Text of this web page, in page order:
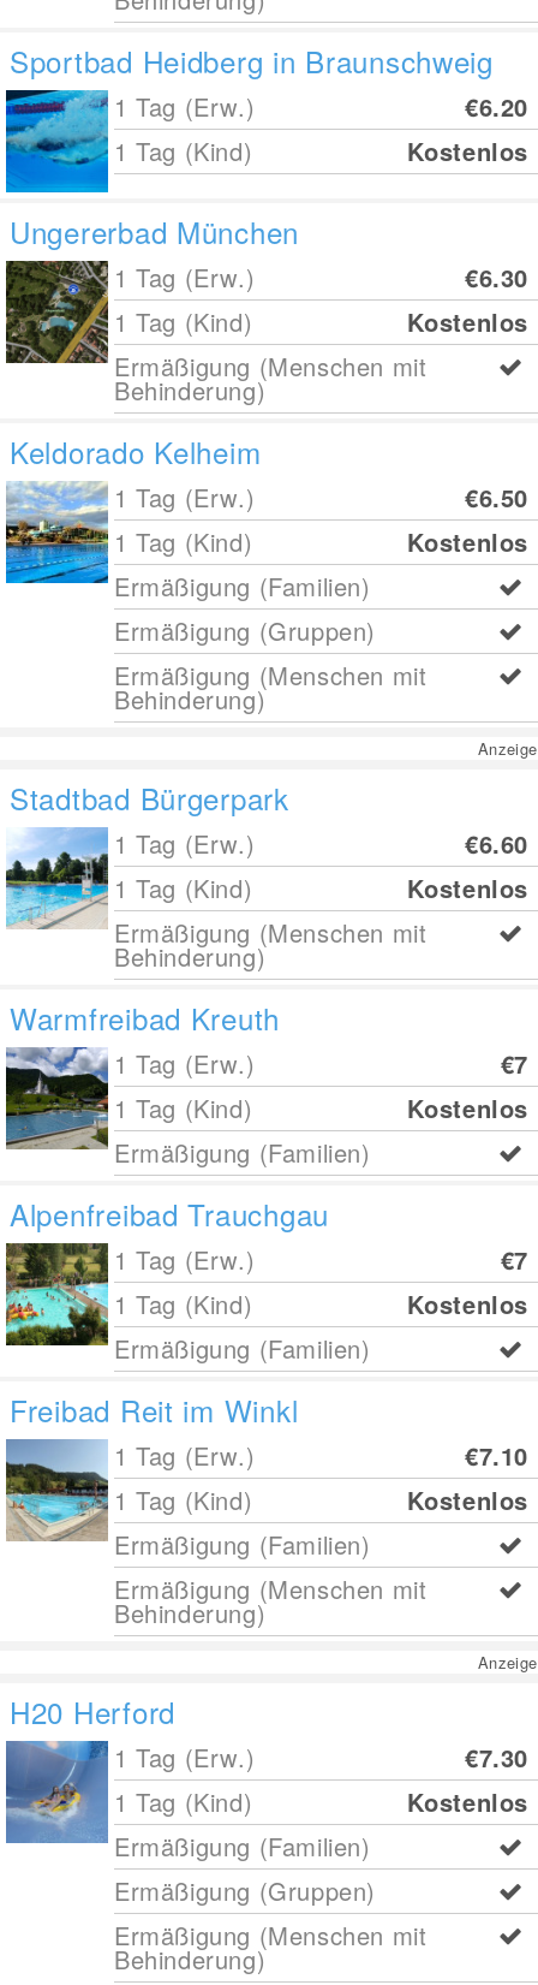
Sportbad Heidberg in Braunschweig
1 Tag (Erw.)
€6.20
1 Tag (Kind)
Kostenlos
Ungererbad München
1 Tag (Erw.)
€6.30
1 Tag (Kind)
Kostenlos
Ermäßigung (Menschen mit
Behinderung)
Keldorado Kelheim
1 Tag (Erw.)
€6.50
1 Tag (Kind)
Kostenlos
Ermäßigung (Familien)
Ermäßigung (Gruppen)
Ermäßigung (Menschen mit
Behinderung)
Anzeige
Stadtbad Bürgerpark
1 Tag (Erw.)
€6.60
1 Tag (Kind)
Kostenlos
Ermäßigung (Menschen mit
Behinderung)
Warmfreibad Kreuth
1 Tag (Erw.)
€7
1 Tag (Kind)
Kostenlos
Ermäßigung (Familien)
Alpenfreibad Trauchgau
1 Tag (Erw.)
€7
1 Tag (Kind)
Kostenlos
Ermäßigung (Familien)
Freibad Reit im Winkl
1 Tag (Erw.)
€7.10
1 Tag (Kind)
Kostenlos
Ermäßigung (Familien)
Ermäßigung (Menschen mit
Behinderung)
Anzeige
H20 Herford
1 Tag (Erw.)
€7.30
1 Tag (Kind)
Kostenlos
Ermäßigung (Familien)
Ermäßigung (Gruppen)
Ermäßigung (Menschen mit
Behinderung)